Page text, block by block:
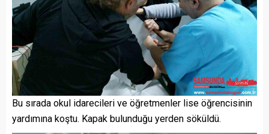
Bu sırada okul idarecileri ve öğretmenler lise öğrencisinin
yardımına koştu. Kapak bulunduğu yerden söküldü.